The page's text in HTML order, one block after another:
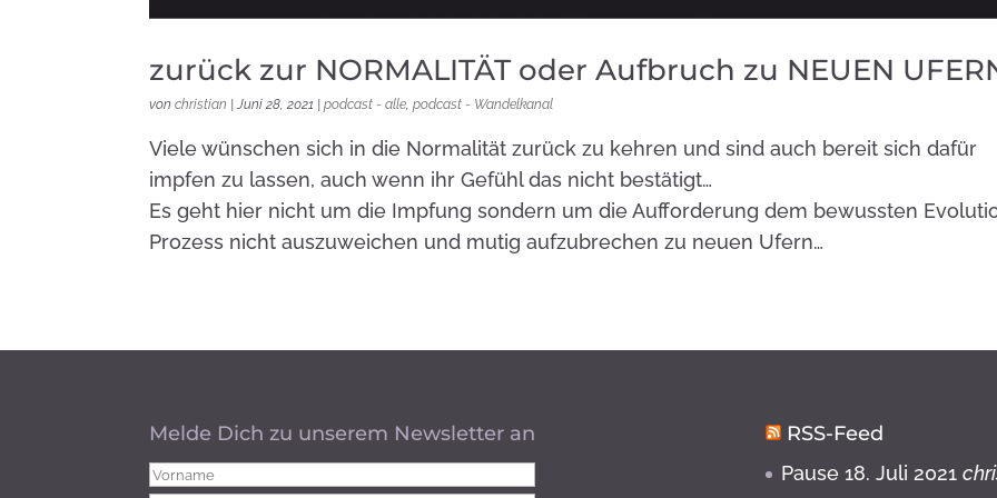
zurück zur NORMALITÄT oder Aufbruch zu NEUEN
vonchristian | Juni 28, 2021 |podcast - alle ,podcast - Wandelkanal
Viele wünschen sich in die Normalität zurück zu kehren und sind auch bereit sich dafür
impfen zu lassen, auch wenn ihr Gefühl das nicht bestätigt…
Es geht hier nicht um die Impfung sondern um die Aufforderung dem bewussten
Prozess nicht auszuweichen und mutig aufzubrechen zu neuen Ufern…
Melde Dich zu unserem Newsletter an RSS-Feed
Pause 18. Juli 2021